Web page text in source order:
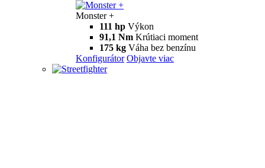
Monster +
111 hp Výkon
91,1 Nm Krútiaci moment
175 kg Váha bez benzínu
Konfigurátor Objavte viac